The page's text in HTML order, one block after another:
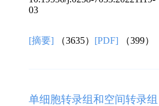
03
[摘要] （3635） [PDF] （399）
单细胞转录组和空间转录组